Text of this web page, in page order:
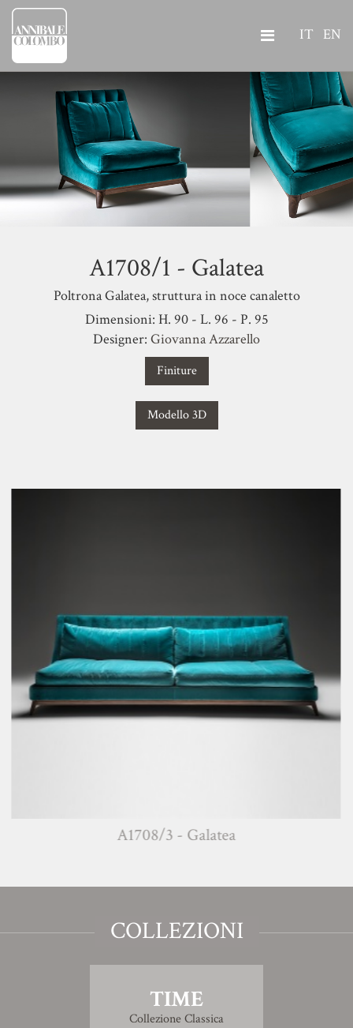
IT EN
A1708/1 - Galatea
Poltrona Galatea, struttura in noce canaletto
Dimensioni: H. 90 - L. 96 - P. 95
Designer: Giovanna Azzarello
Finiture
Modello 3D
A1708/3 - Galatea
COLLEZIONI
TIME
Collezione Classica